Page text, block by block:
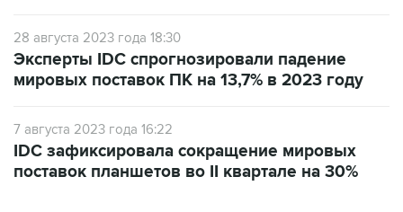
28 августа 2023 года 18:30
Эксперты IDC спрогнозировали падение
мировых поставок ПК на 13,7% в 2023 году
7 августа 2023 года 16:22
IDC зафиксировала сокращение мировых
поставок планшетов во II квартале на 30%